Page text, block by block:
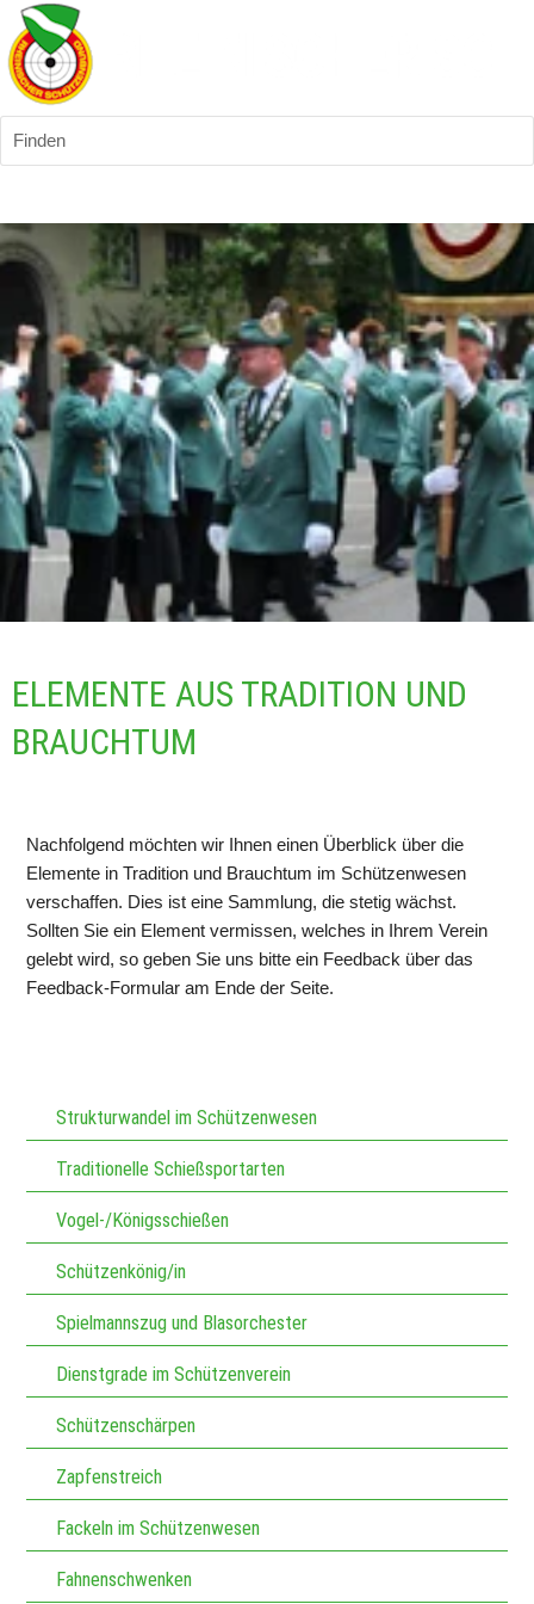
Finden
ELEMENTE AUS TRADITION UND
BRAUCHTUM
Nachfolgend möchten wir Ihnen einen Überblick über die
Elemente in Tradition und Brauchtum im Schützenwesen
verschaffen. Dies ist eine Sammlung, die stetig wächst.
Sollten Sie ein Element vermissen, welches in Ihrem Verein
gelebt wird, so geben Sie uns bitte ein Feedback über das
Feedback-Formular am Ende der Seite.
Strukturwandel im Schützenwesen
Traditionelle Schießsportarten
Vogel-/Königsschießen
Schützenkönig/in
Spielmannszug und Blasorchester
Dienstgrade im Schützenverein
Schützenschärpen
Zapfenstreich
Fackeln im Schützenwesen
Fahnenschwenken